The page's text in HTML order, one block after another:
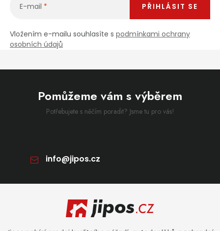
E-mail
Vložením e-mailu souhlasíte s podmínkami ochrany
osobních údajů
PŘIHLÁSIT SE
Pomůžeme vám s výběrem
Potřebujete s něčím poradit? Jsme tu pro vás!
info@jipos.cz
Zápatí